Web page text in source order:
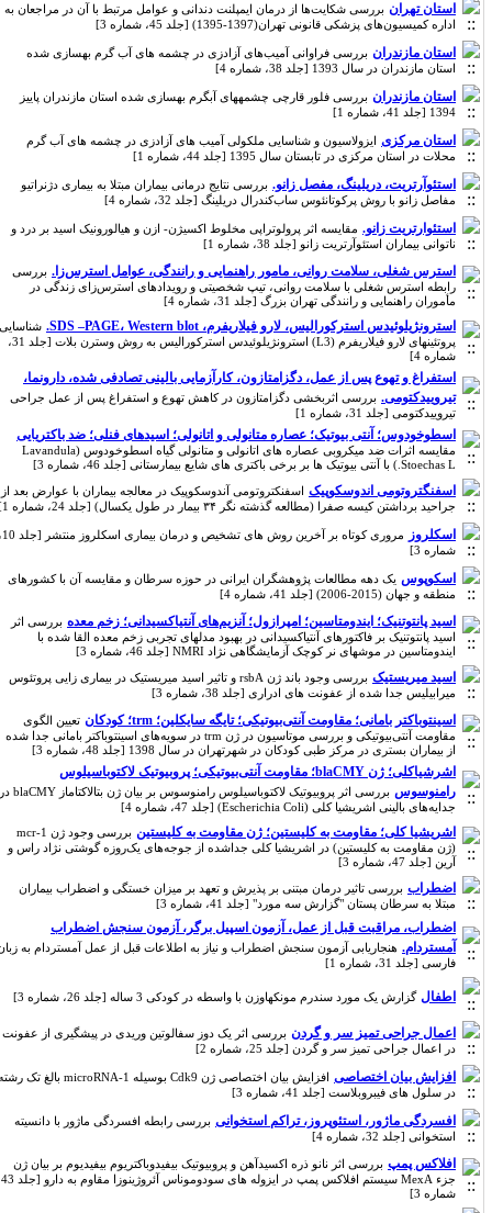
استان تهران بررسی شکایت‌ها از درمان ایمپلنت دندانی و عوامل مرتبط با آن در مراجعان به
اداره کمیسیون‌های پزشکی قانونی تهران(1397-1395) [جلد 45، شماره 3]
استان مازندران بررسی فراوانی آمیب‌های آزادزی در چشمه های آب گرم بهسازی شده
استان مازندران در سال 1393 [جلد 38، شماره 4]
استان مازندران بررسی فلور قارچی چشمههای آبگرم بهسازی شده استان مازندران پاییز
1394 [جلد 41، شماره 1]
استان مرکزی ایزولاسیون و شناسایی ملکولی آمیب های آزادزی در چشمه های آب گرم
محلات در استان مرکزی در تابستان سال 1395 [جلد 44، شماره 1]
استئوآرتریت، دریلینگ، مفصل زانو.
بررسی نتایج درمانی بیماران مبتلا به بیماری دژنراتیو
مفاصل زانو با روش پرکوتانئوس ساب‌کندرال دریلینگ [جلد 32، شماره 4]
استئوارتریت زانو.
مقایسه اثر پرولوتراپی مخلوط اکسیژن- ازن و هیالورونیک اسید بر درد و
ناتوانی بیماران استئوآرتریت زانو [جلد 38، شماره 1]
استرس شغلی، سلامت روانی، مامور راهنمایی و رانندگی، عوامل استرس‌زا.
بررسی
رابطه استرس شغلی با سلامت روانی، تیپ شخصیتی و رویدادهای استرس‌زای زندگی در
مأموران راهنمایی و رانندگی تهران بزرگ [جلد 31، شماره 4]
استرونژیلوئیدس استرکورالیس، لارو فیلاریفرم، SDS –PAGE، Western blot.
شناسایی
پروتئینهای لارو فیلاریفرم (L3) استرونژیلوئیدس استرکورالیس به روش وسترن بلات [جلد 31،
شماره 4]
استفراغ و تهوع پس از عمل، دگزامتازون، کارآزمایی بالینی تصادفی شده، دارونما،
تیروییدکتومی. بررسی اثربخشی دگزامتازون در کاهش تهوع و استفراغ پس از عمل جراحی
تیروییدکتومی [جلد 31، شماره 1]
اسطوخودوس؛ آنتی بیوتیک؛ عصاره متانولی و اتانولی؛ اسیدهای فنلی؛ ضد باکتریایی
مقایسه اثرات ضد میکروبی عصاره‌ های اتانولی و متانولی گیاه اسطوخودوس (Lavandula
Stoechas L.) با آنتی بیوتیک ها بر برخی باکتری های شایع بیمارستانی [جلد 46، شماره 3]
اسفنگتروتومی اندوسکوپیک اسفنکتروتومی آندوسکوپیک در معالجه بیماران با عوارض بعد از
جراحید برداشتن کیسه صفرا (مطالعه گذشته نگر ۳۴ بیمار در طول یکسال) [جلد 24، شماره 1]
اسکلروز
مروری کوتاه بر آخرین روش های تشخیص و درمان بیماری اسکلروز منتشر [جلد 10،
شماره 3]
اسکوپوس یک دهه مطالعات پژوهشگران ایرانی در حوزه سرطان و مقایسه آن با کشورهای
منطقه و جهان (2015-2006) [جلد 41، شماره 4]
اسید پانتوتنیک؛ ایندومتاسین؛ امپرازول؛ آنزیم‌های آنتیاکسیدانی؛ زخم معده بررسی اثر
اسید پانتوتنیک بر فاکتورهای آنتیاکسیدانی در بهبود مدلهای تجربی زخم معده القا شده با
ایندومتاسین در موشهای نر کوچک آزمایشگاهی نژاد NMRI [جلد 46، شماره 3]
اسید میریستیک
بررسی وجود باند ژن rsbA و تاثیر اسید میریستیک در بیماری زایی پروتئوس
میرابیلیس جدا شده از عفونت های ادراری [جلد 38، شماره 3]
اسینتوباکتر بامانی؛ مقاومت آنتی‌بیوتیکی؛ تایگه سایکلین؛ trm؛ کودکان
تعیین الگوی
مقاومت آنتی‌بیوتیکی و بررسی موتاسیون در ژن trm در سویه‌های اسینتوباکتر بامانی جدا شده
از بیماران بستری در مرکز طبی کودکان در شهرتهران در سال 1398 [جلد 48، شماره 3]
اشرشیاکلی؛ ژن blaCMY؛ مقاومت آنتی‌بیوتیکی؛ پروبیوتیک لاکتوباسیلوس
رامنوسوس
بررسی اثر پروبیوتیک لاکتوباسیلوس رامنوسوس بر بیان ژن بتالاکتاماز blaCMY در
جدایه‌های بالینی اشریشیا کلی (Escherichia Coli) [جلد 47، شماره 4]
اشریشیا کلی؛ مقاومت به کلیستین؛ ژن مقاومت به کلیستین
بررسی وجود ژن mcr-1
(ژن مقاومت به کلیستین) در اشریشیا کلی جداشده از جوجه‌های یک‌روزه گوشتی نژاد راس و
آرین [جلد 47، شماره 3]
اضطراب
بررسی تاثیر درمان مبتنی بر پذیرش و تعهد بر میزان خستگی و اضطراب بیماران
مبتلا به سرطان پستان "گزارش سه مورد" [جلد 41، شماره 3]
اضطراب، مراقبت قبل از عمل، آزمون اسپیل برگر، آزمون سنجش اضطراب
آمستردام. هنجاریابی آزمون سنجش اضطراب و نیاز به اطلاعات قبل از عمل آمستردام به زبان
فارسی [جلد 31، شماره 1]
اطفال گزارش یک مورد سندرم مونکهاوزن با واسطه در کودکی 3 ساله [جلد 26، شماره 3]
اعمال جراحی تمیز سر و گردن بررسی اثر یک دوز سفالوتین وریدی در پیشگیری از عفونت
در اعمال جراحی تمیز سر و گردن [جلد 25، شماره 2]
افزایش بیان اختصاصی
افزایش بیان اختصاصی ژن Cdk9 بوسیله microRNA-1 بالغ تک رشته
در سلول های فیبروبلاست [جلد 41، شماره 3]
افسردگی ماژور، استئوپروز، تراکم استخوانی بررسی رابطه افسردگی ماژور با دانسیته
استخوانی [جلد 32، شماره 4]
افلاکس پمپ بررسی اثر نانو ذره اکسیدآهن و پروبیوتیک بیفیدوباکتریوم بیفیدیوم بر بیان ژن
جزء MexA سیستم افلاکس پمپ در ایزوله های سودوموناس آئروژینوزا مقاوم به دارو [جلد 43،
شماره 3]